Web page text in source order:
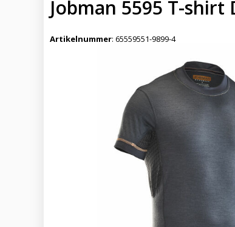
Jobman 5595 T-
Artikelnummer: 65559551-9899-4